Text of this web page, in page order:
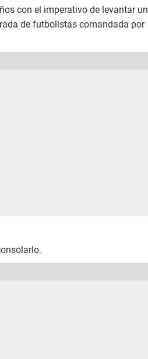
con el imperativo de levantar un
de futbolistas comandada por